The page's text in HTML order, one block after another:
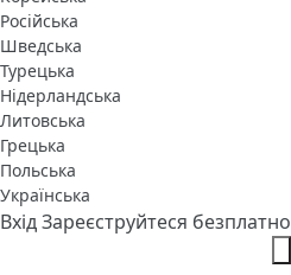
Російська
Шведська
Турецька
Нідерландська
Литовська
Грецька
Польська
Українська
ВхідЗареєструйтеся безплатно